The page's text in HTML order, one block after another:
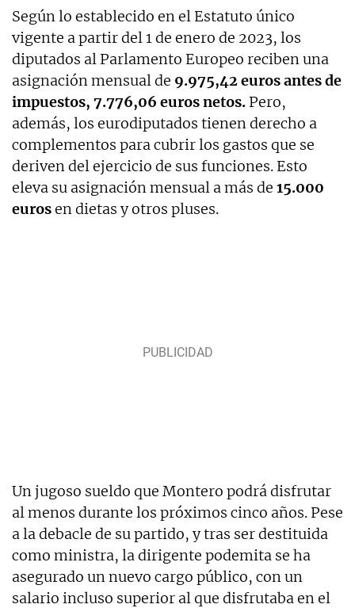
Según lo establecido en el Estatuto único
vigente a partir del 1 de enero de 2023, los
diputados al Parlamento Europeo reciben una
asignación mensual de 9.975,42 euros antes de
impuestos, 7.776,06 euros netos. Pero,
además, los eurodiputados tienen derecho a
complementos para cubrir los gastos que se
deriven del ejercicio de sus funciones. Esto
eleva su asignación mensual a más de 15.000
eurosen dietas y otros pluses.
Un jugoso sueldo que Montero podrá disfrutar
al menos durante los próximos cinco años. Pese
a la debacle de su partido, y tras ser destituida
como ministra, la dirigente podemita se ha
asegurado un nuevo cargo público, con un
salario incluso superior al que disfrutaba en el